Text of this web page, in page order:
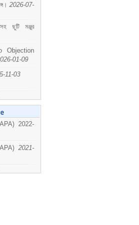
2026-07-
ছুটি মঞ্জুর
Objection
01-09
11-03
(APA) 2022-
2021-